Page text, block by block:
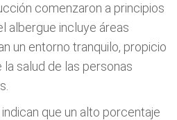
comenzaron a principios
albergue incluye áreas
un entorno tranquilo, propicio
salud de las personas
que un alto porcentaje